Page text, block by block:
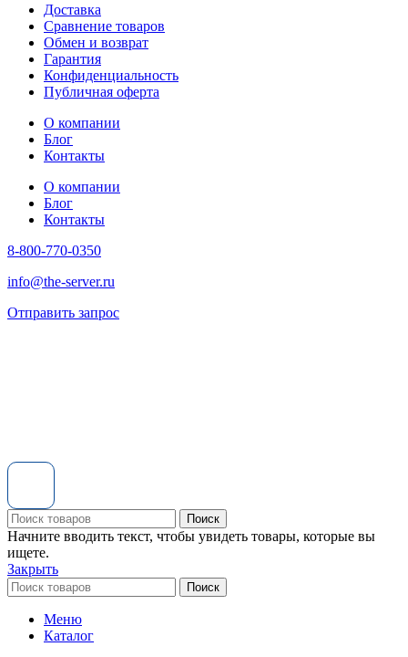
Доставка
Сравнение товаров
Обмен и возврат
Гарантия
Конфиденциальность
Публичная оферта
О компании
Блог
Контакты
О компании
Блог
Контакты
8-800-770-0350
info@the-server.ru
Отправить запрос
Поиск
Начните вводить текст, чтобы увидеть товары, которые вы
ищете.
Закрыть
Поиск
Меню
Каталог